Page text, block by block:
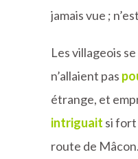
jamais vue ;
Les villageois
n’allaient pas
étrange, et
intriguait si fort
route de